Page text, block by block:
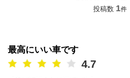
投稿数 1件
最高にいい車です
4.7